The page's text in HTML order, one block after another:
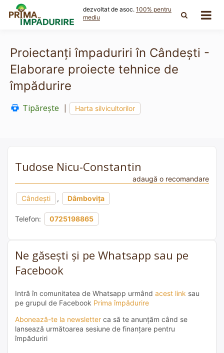
content
dezvoltat de asoc. 100% pentru
mediu
Proiectanți împaduriri în Cândești -
Elaborare proiecte tehnice de
împădurire
Tipărește Harta silvicultorilor
Tudose Nicu-Constantin
adaugă o recomandare
Cândești , Dâmbovița
Telefon: 0725198865
Ne găsești și pe Whatsapp sau pe
Facebook
Intră în comunitatea de Whatsapp urmând acest link sau
pe grupul de Facebook Prima împădurire
Abonează-te la newsletter ca să te anunțăm când se
lansează următoarea sesiune de finanțare pentru
împăduriri